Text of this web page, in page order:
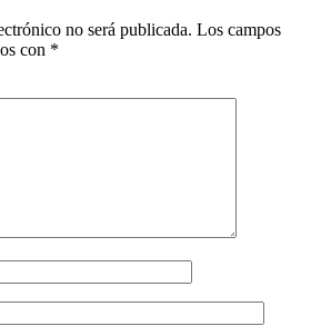
no será publicada. Los campos
con *